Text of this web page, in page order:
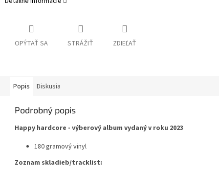
OPÝTAŤ SA STRÁŽIŤ ZDIEĽAŤ
Popis Diskusia
Podrobný popis
Happy hardcore - výberový album vydaný v roku 2023
180 gramový vinyl
Zoznam skladieb/tracklist: